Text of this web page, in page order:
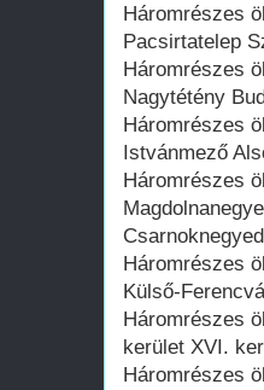
Háromrészes
Pacsirtatelep
Háromrészes
Nagytétény
Háromrészes
Istvánmező
Háromrészes
Háromrészes
Külső-
Háromrészes
kerület XVI.
Háromrészes